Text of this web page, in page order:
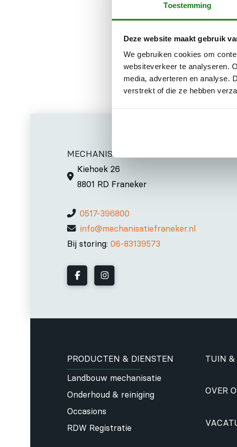
Toestemming
Deze website maakt gebruik
We gebruiken cookies om
websiteverkeer te analyseren.
media, adverteren en analyse.
verstrekt of die ze hebben
Om eenvoudig
MECHANISATIE FRANEKER
Kiehoek 26
8801 RD Franeker
0517-396800
info@mechanisatiefraneker.nl
Bij storing:06-83139573
PRODUCTEN & DIENSTEN
Landbouw mechanisatie
Onderhoud & reiniging
Occasions
RDW Registratie
TUIN &
OVER